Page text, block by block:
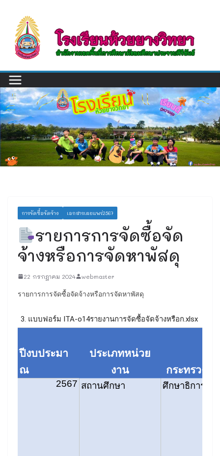
content
การจัดซื้อจัดจ้าง เอกสารเผยแพร่2567
รายการการจัดซื้อจัด
จ้างหรือการจัดหาพัสดุ
22 กรกฎาคม 2024 webmaster
รายการการจัดซื้อจัดจ้างหรือการจัดหาพัสดุ